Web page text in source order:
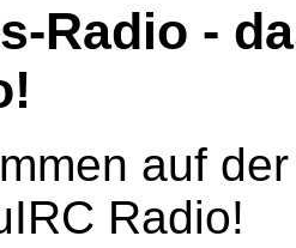
Radio -
auf
Radio!